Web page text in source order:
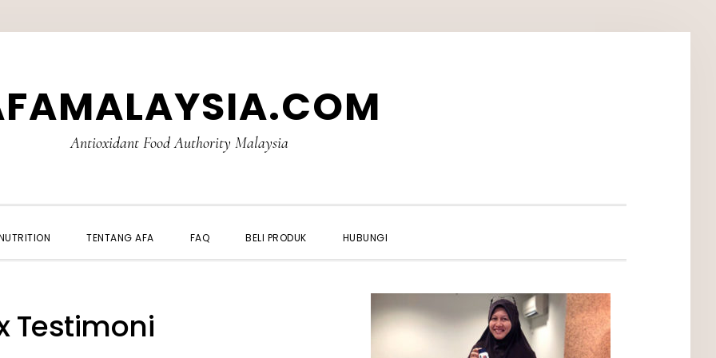
Antioxidant Food Authority Malaysia
TENTANG AFA FAQ BELI PRODUK HUBUNGI
Testimoni
PRIMARY
SIDEBAR